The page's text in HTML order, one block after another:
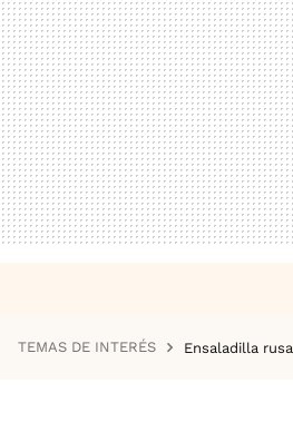
TEMAS DE INTERÉS Ensaladilla rusa